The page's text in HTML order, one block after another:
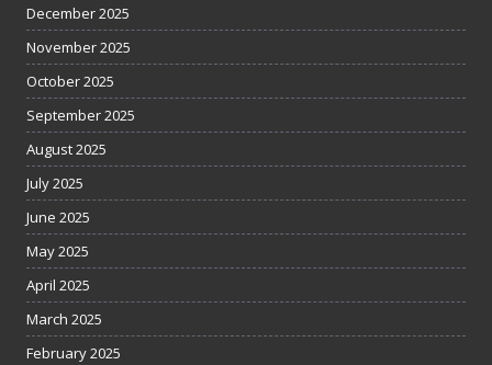
December 2025
November 2025
October 2025
September 2025
August 2025
July 2025
June 2025
May 2025
April 2025
March 2025
February 2025